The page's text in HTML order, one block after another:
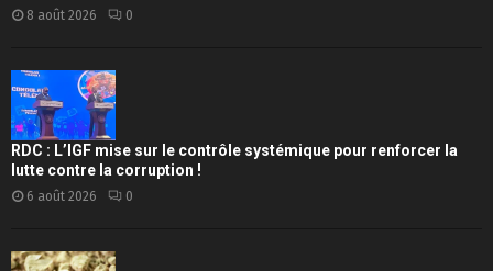
8 août 2026 0
RDC : L’IGF mise sur le contrôle systémique pour renforcer la
lutte contre la corruption !
6 août 2026 0